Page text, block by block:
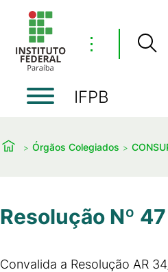
⋮
IFPB
Órgãos Colegiados
Resolução Nº 47
Convalida a Resolução AR